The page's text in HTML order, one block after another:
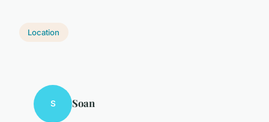
Location
S Soan